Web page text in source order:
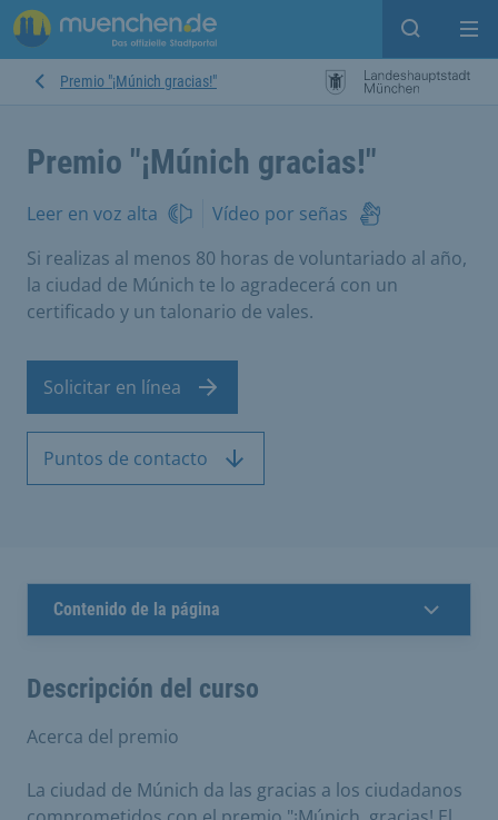
Open
Premio "¡Múnich gracias!"
Premio "¡Múnich gracias!"
Leer en voz alta
Vídeo por señas
Si realizas al menos 80 horas de voluntariado al año,
la ciudad de Múnich te lo agradecerá con un
certificado y un talonario de vales.
Solicitar en línea
Puntos de contacto
Contenido de la página
Descripción del curso
Acerca del premio
La ciudad de Múnich da las gracias a los ciudadanos